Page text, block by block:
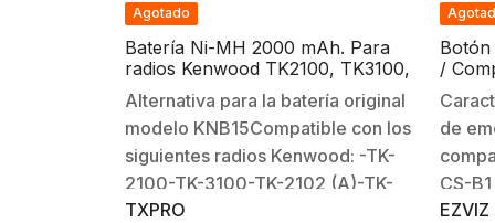
Agotado
Batería Ni-MH 2000 mAh. Para
radios Kenwood TK2100, TK3100,
TK2102 (A), TK3102 (A)
Alternativa para la batería original
modelo KNB15Compatible con los
siguientes radios Kenwood: -TK-
2100-TK-3100-TK-2102 (A)-TK-
3102 (A)-TK260, TK270,
TXPRO
Botón
/
EZVIZ
de
CS-
como
EZVIZ